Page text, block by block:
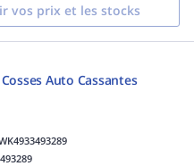
vos prix et les stocks
Auto Cassantes